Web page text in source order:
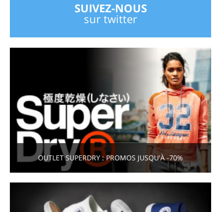
SUIVEZ-NOUS
sur twitter
OUTLET SUPERDRY : PROMOS JUSQU'À -70%